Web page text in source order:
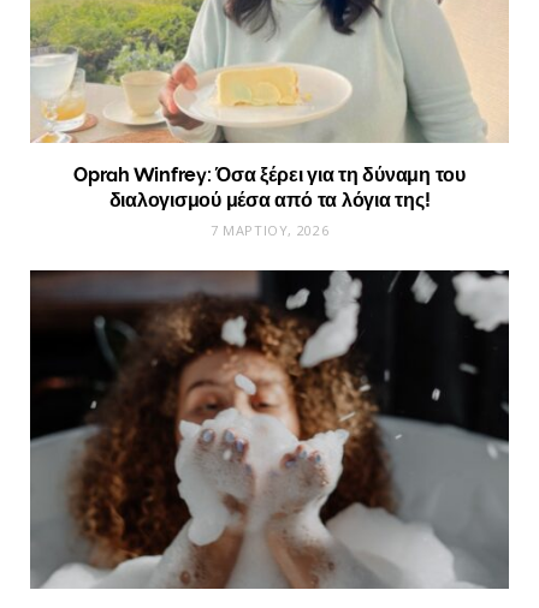
Oprah Winfrey: Όσα ξέρει για τη δύναμη του
διαλογισμού μέσα από τα λόγια της!
7 ΜΑΡΤΊΟΥ, 2026